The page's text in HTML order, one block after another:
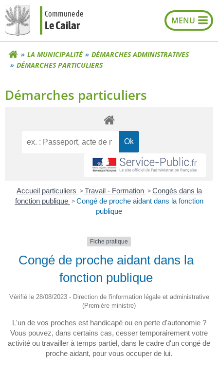
Aller
au
contenu
Commune de
Le Cailar
LA MUNICIPALITÉ
DÉMARCHES ADMINISTRATIVES
DÉMARCHES PARTICULIERS
Démarches particuliers
Accueil particuliers > Travail - Formation > Congés dans la
fonction publique > Congé de proche aidant dans la fonction
publique
Fiche pratique
Congé de proche aidant dans la
fonction publique
Vérifié le 28/08/2023 - Direction de l'information légale et administrative
(Première ministre)
L'un de vos proches est handicapé ou en perte d'autonomie ?
Vous pouvez, dans certains cas, cesser temporairement votre
activité ou travailler à temps partiel, dans le cadre d'un congé de
proche aidant, pour vous occuper de lui.